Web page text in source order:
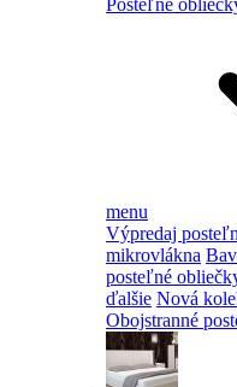
Posteľné
menu
Výpredaj
mikrovlákna
posteľné
ďalšie Nová
Obojstranné